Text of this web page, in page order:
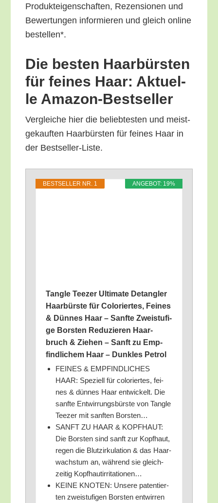
Pro­duk­tei­gen­schaf­ten, Rezen­sio­nen und
Bewer­tun­gen infor­mie­ren und gleich online
bestellen*.
Die bes­ten Haar­bürs­ten
für fei­nes Haar: Aktu­el­
le Amazon-Bestseller
Ver­glei­che hier die belieb­tes­ten und meist­
ge­kauf­ten Haar­bürs­ten für fei­nes Haar in
der Bestseller-Liste.
ANGE­BOT: 19%
BEST­SEL­LER NR. 1
Tang­le Tee­zer Ulti­ma­te Detang­ler
Haar­bürs­te für Colo­rier­tes, Fei­nes
& Dün­nes Haar – Sanf­te Zwei­stu­fi­
ge Bors­ten Redu­zie­ren Haar­
bruch & Zie­hen – Sanft zu Emp­
find­li­chem Haar – Dunk­les Petrol
FEINES & EMPFINDLICHES
HAAR: Spe­zi­ell für colo­rier­tes, fei­
nes & dün­nes Haar ent­wi­ckelt. Die
sanf­te Ent­wir­rungs­bürs­te von Tang­le
Tee­zer mit sanf­ten Borsten…
SANFT ZU HAAR & KOPFHAUT:
Die Bors­ten sind sanft zur Kopf­haut,
regen die Blut­zir­ku­la­ti­on & das Haar­
wachs­tum an, wäh­rend sie gleich­
zei­tig Kopfhautirritationen…
KEINE KNOTEN: Unse­re paten­tier­
ten zwei­stu­fi­gen Bors­ten ent­wir­ren